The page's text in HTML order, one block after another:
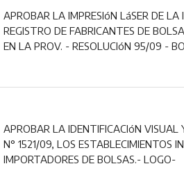
APROBAR LA IMPRESIóN LáSER DE LA
REGISTRO DE FABRICANTES DE
EN LA PROV. - RESOLUCIóN 95/09 -
APROBAR LA IDENTIFICACIóN VISUAL
N° 1521/09, LOS ESTABLECIMIENTOS
IMPORTADORES DE BOLSAS.- LOGO-